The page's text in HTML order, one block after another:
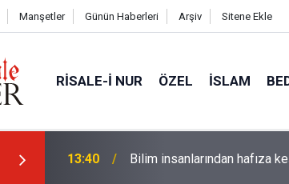
Manşetler Günün Haberleri Arşiv Sitene Ekle
RISALE-I NUR ÖZEL İSLAM
13:40 Bilim insanlarından hafıza